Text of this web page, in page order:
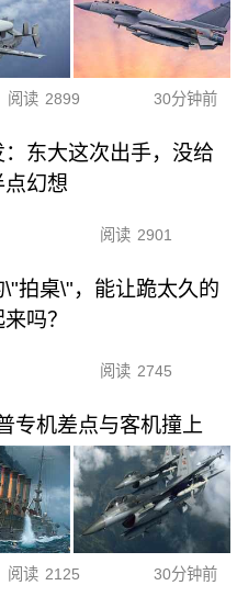
阅读 2899 30分钟前
：东大这次出手，没给
点幻想
阅读 2901
\"拍桌\"，能让跪太久的
吗？
阅读 2745
专机差点与客机撞上
阅读 2125 30分钟前